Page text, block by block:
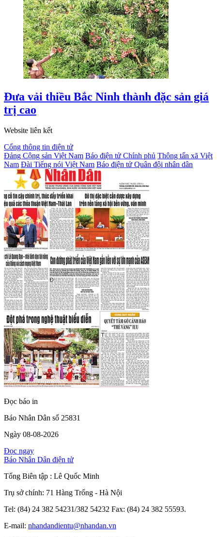
Đưa vải thiều Bắc Ninh thành đặc sản giá
trị cao
Website liên kết
Cổng thông tin điện tử
Đảng Cộng sản Việt Nam Báo điện tử Chính phủ Thông tấn xã Việt
Nam Đài Tiếng nói Việt Nam Báo điện tử Quân đội nhân dân
Đọc báo in
Báo Nhân Dân số 25831
Ngày 08-08-2026
Đọc ngay
Báo Nhân Dân điện tử
Tổng Biên tập : Lê Quốc Minh
Trụ sở chính: 71 Hàng Trống - Hà Nội
Tel: (84) 24 382 54231/382 54232 Fax: (84) 24 382 55593.
E-mail: nhandandientu@nhandan.vn